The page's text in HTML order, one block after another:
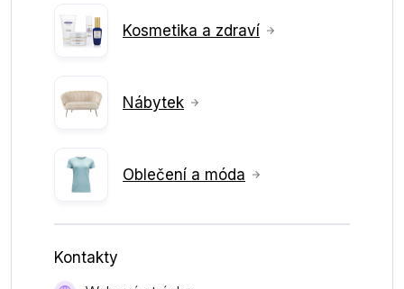
Kosmetika a zdraví
Nábytek
Oblečení a móda
Kontakty